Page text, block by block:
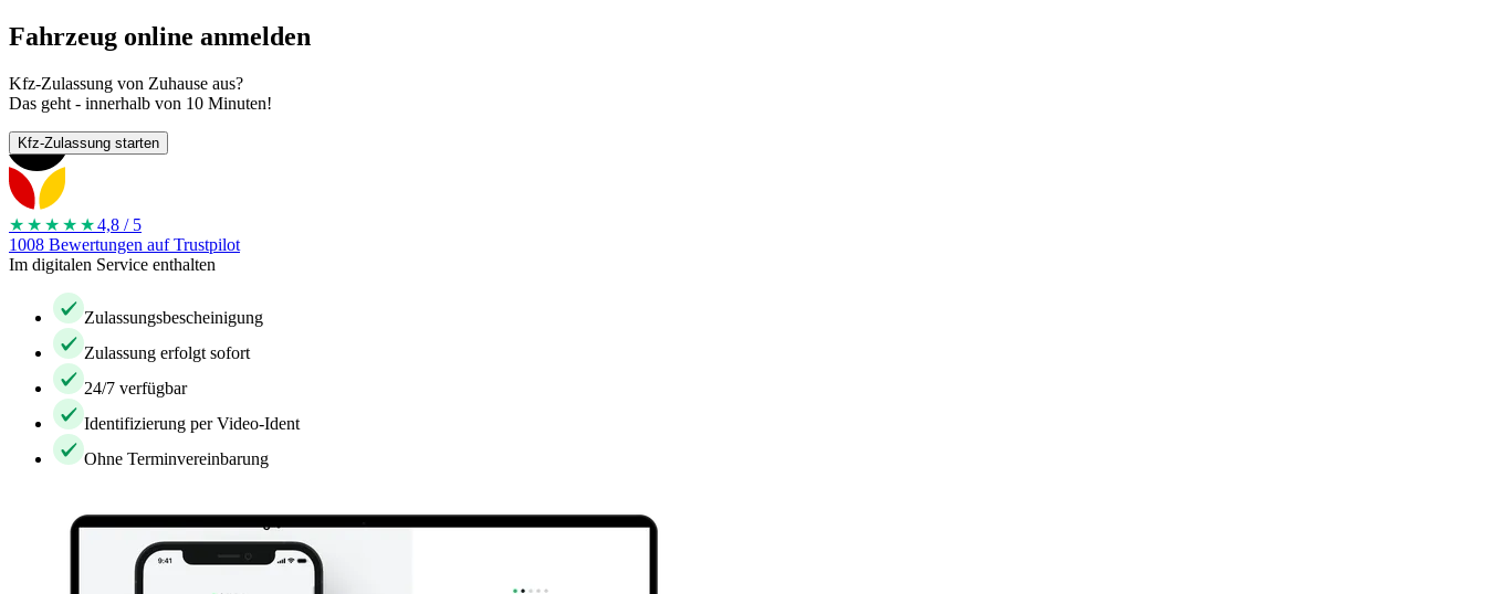
Fahrzeug online anmelden
Kfz-Zulassung von Zuhause aus?
Das geht - innerhalb von 10 Minuten!
Kfz-Zulassung starten
★★★★ ★4,8 / 5
1008 Bewertungen auf Trustpilot
Im digitalen Service enthalten
Zulassungsbescheinigung
Zulassung erfolgt sofort
24/7 verfügbar
Identifizierung per Video-Ident
Ohne Terminvereinbarung